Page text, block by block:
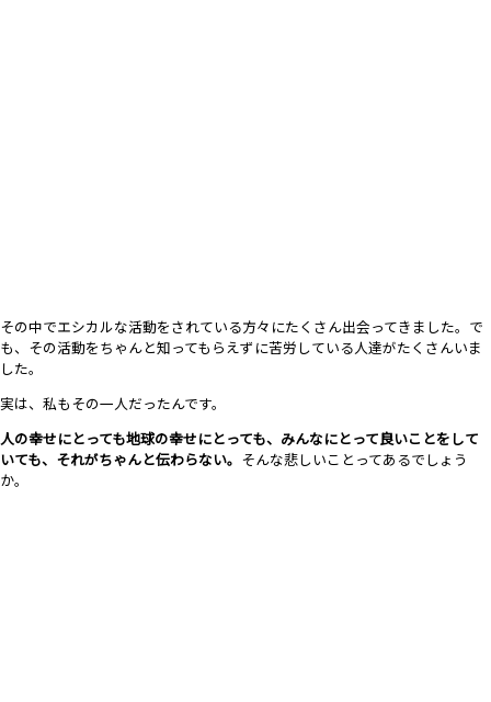
その中でエシカルな活動をされている方々にたくさん出会ってきました。で
も、その活動をちゃんと知ってもらえずに苦労している人達がたくさんいま
した。
実は、私もその一人だったんです。
人の幸せにとっても地球の幸せにとっても、みんなにとって良いことをして
いても、それがちゃんと伝わらない。 そんな悲しいことってあるでしょう
か。